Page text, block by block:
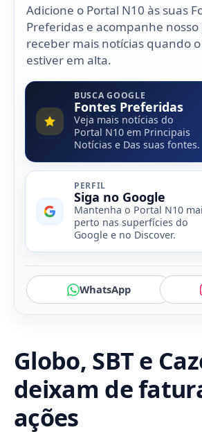
Adicione o Portal N10 às suas
Preferidas e acompanhe
receber mais notícias quando
estiver em alta.
BUSCA GOOGLE
Fontes Preferidas
Veja mais notícias do
Portal N10 em Principais
Notícias e Das suas fontes.
PERFIL
Siga no Google
Mantenha o Portal N10
perto nas superfícies do
Google e no Discover.
WhatsApp
Globo, SBT e
deixam de
ações